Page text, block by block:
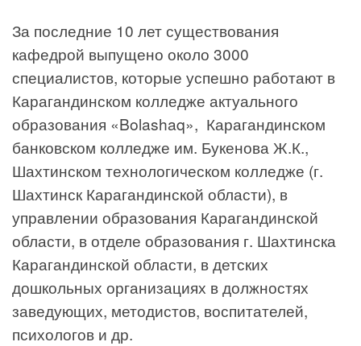
За последние 10 лет существования
кафедрой выпущено около 3000
специалистов, которые успешно работают в
Карагандинском колледже актуального
образования «Bolashaq», Карагандинском
банковском колледже им. Букенова Ж.К.,
Шахтинском технологическом колледже (г.
Шахтинск Карагандинской области), в
управлении образования Карагандинской
области, в отделе образования г. Шахтинска
Карагандинской области, в детских
дошкольных организациях в должностях
заведующих, методистов, воспитателей,
психологов и др.